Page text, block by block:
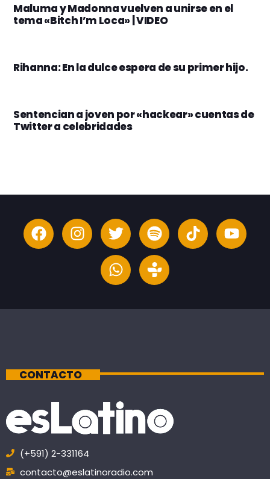
Maluma y Madonna vuelven a unirse en el
tema «Bitch I’m Loca» | VIDEO
Rihanna: En la dulce espera de su primer hijo.
Sentencian a joven por «hackear» cuentas de
Twitter a celebridades
CONTACTO
(+591) 2-331164
contacto@eslatinoradio.com